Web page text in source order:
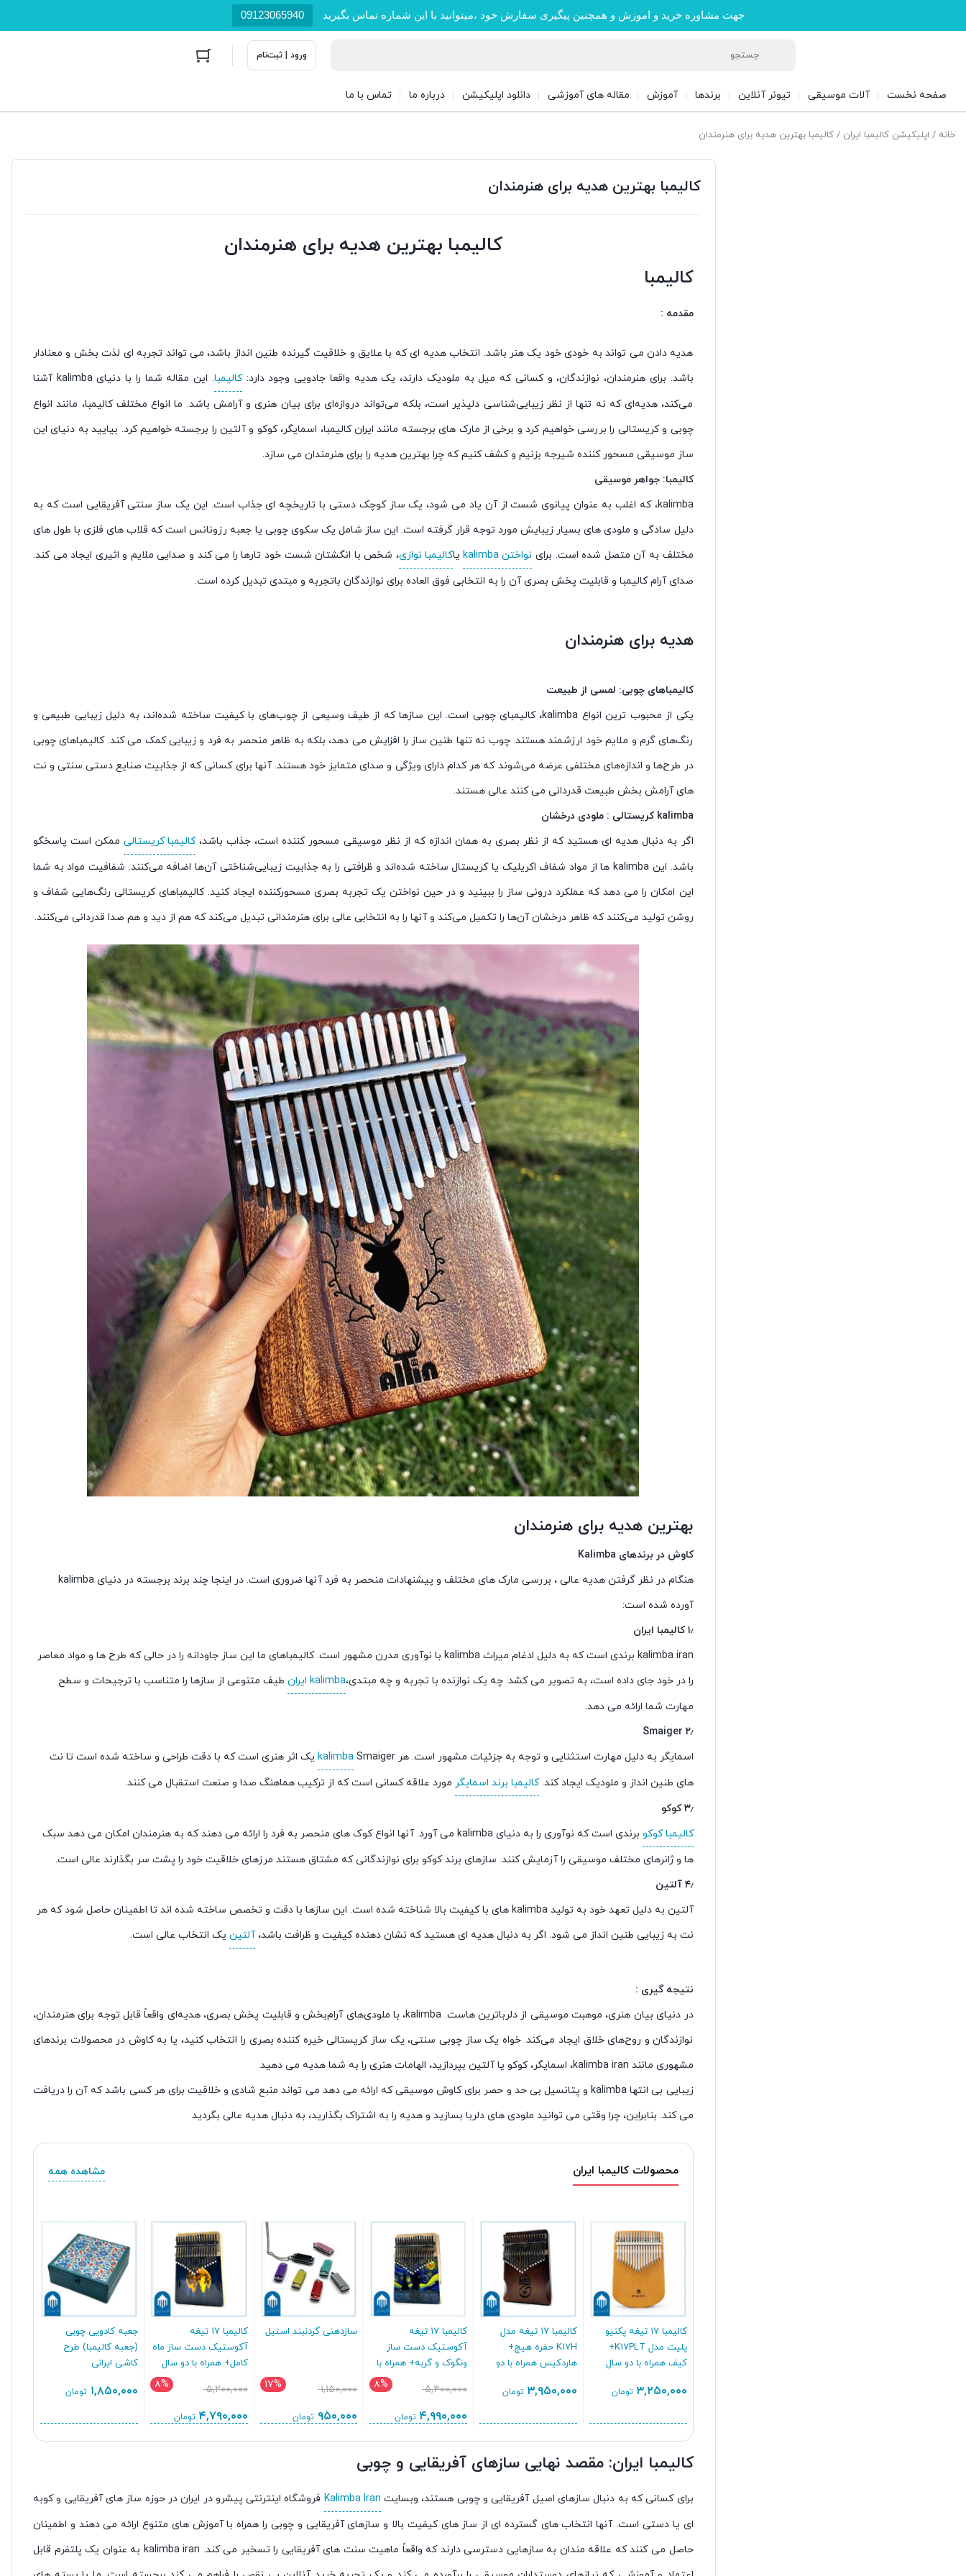
جهت مشاوره خرید و اموزش و همچنین پیگیری سفارش خود ،میتوانید با این شماره تماس بگیرید 09123065940
ورود | ثبت‌نام
صفحه نخست آلات موسیقی تیونر آنلاین برندها آموزش مقاله های آموزشی دانلود اپلیکیشن درباره ما تماس با ما
خانه / اپلیکیشن کالیمبا ایران / کالیمبا بهترین هدیه برای هنرمندان
کالیمبا بهترین هدیه برای هنرمندان
کالیمبا بهترین هدیه برای هنرمندان
کالیمبا
مقدمه :
هدیه دادن می تواند به خودی خود یک هنر باشد. انتخاب هدیه ای که با علایق و خلاقیت گیرنده طنین انداز باشد، می تواند تجربه ای لذت بخش و معنادار
باشد. برای هنرمندان، نوازندگان، و کسانی که میل به ملودیک دارند، یک هدیه واقعا جادویی وجود دارد:کالیمبا
. این مقاله شما را با دنیای kalimba آشنا
می‌کند، هدیه‌ای که نه تنها از نظر زیبایی‌شناسی دلپذیر است، بلکه می‌تواند دروازه‌ای برای بیان هنری و آرامش باشد. ما انواع مختلف کالیمبا، مانند انواع
چوبی و کریستالی را بررسی خواهیم کرد و برخی از مارک های برجسته مانند ایران کالیمبا، اسمایگر، کوکو و آلتین را برجسته خواهیم کرد. بیایید به دنیای این
ساز موسیقی مسحور کننده شیرجه بزنیم و کشف کنیم که چرا بهترین هدیه را برای هنرمندان می سازد.
کالیمبا: جواهر موسیقی
kalimba، که اغلب به عنوان پیانوی شست از آن یاد می شود، یک ساز کوچک دستی با تاریخچه ای جذاب است. این یک ساز سنتی آفریقایی است که به
دلیل سادگی و ملودی های بسیار زیبایش مورد توجه قرار گرفته است. این ساز شامل یک سکوی چوبی یا جعبه رزونانس است که قلاب های فلزی با طول های
مختلف به آن متصل شده است. برای نواختن kalimba یاکالیمبا نوازی، شخص با انگشتان شست خود تارها را می کند و صدایی ملایم و اثیری ایجاد می کند.
صدای آرام کالیمبا و قابلیت پخش بصری آن را به انتخابی فوق العاده برای نوازندگان باتجربه و مبتدی تبدیل کرده است.
هدیه برای هنرمندان
کالیمباهای چوبی: لمسی از طبیعت
یکی از محبوب ترین انواع kalimba، کالیمبای چوبی است. این سازها که از طیف وسیعی از چوب‌های با کیفیت ساخته شده‌اند، به دلیل زیبایی طبیعی و
رنگ‌های گرم و ملایم خود ارزشمند هستند. چوب نه تنها طنین ساز را افزایش می دهد، بلکه به ظاهر منحصر به فرد و زیبایی کمک می کند. کالیمباهای چوبی
در طرح‌ها و اندازه‌های مختلفی عرضه می‌شوند که هر کدام دارای ویژگی و صدای متمایز خود هستند. آنها برای کسانی که از جذابیت صنایع دستی سنتی و نت
های آرامش بخش طبیعت قدردانی می کنند عالی هستند.
kalimba کریستالی : ملودی درخشان
اگر به دنبال هدیه ای هستید که از نظر بصری به همان اندازه که از نظر موسیقی مسحور کننده است، جذاب باشد،کالیمبا کریستالیممکن است پاسخگو
باشد. این kalimba ها از مواد شفاف اکریلیک یا کریستال ساخته شده‌اند و ظرافتی را به جذابیت زیبایی‌شناختی آن‌ها اضافه می‌کنند. شفافیت مواد به شما
این امکان را می دهد که عملکرد درونی ساز را ببینید و در حین نواختن یک تجربه بصری مسحورکننده ایجاد کنید. کالیمباهای کریستالی رنگ‌هایی شفاف و
روشن تولید می‌کنند که ظاهر درخشان آن‌ها را تکمیل می‌کند و آنها را به انتخابی عالی برای هنرمندانی تبدیل می‌کند که هم از دید و هم صدا قدردانی می‌کنند.
بهترین هدیه برای هنرمندان
کاوش در برندهای Kalimba
هنگام در نظر گرفتن هدیه عالی ، بررسی مارک های مختلف و پیشنهادات منحصر به فرد آنها ضروری است. در اینجا چند برند برجسته در دنیای kalimba
آورده شده است:
۱٫ کالیمبا ایران
kalimba iran برندی است که به دلیل ادغام میراث kalimba با نوآوری مدرن مشهور است. کالیمباهای ما این ساز جاودانه را در حالی که طرح ها و مواد معاصر
را در خود جای داده است، به تصویر می کشد. چه یک نوازنده با تجربه و چه مبتدی،kalimba ایران
طیف متنوعی از سازها را متناسب با ترجیحات و سطح
مهارت شما ارائه می دهد.
۲٫ Smaiger
اسمایگر به دلیل مهارت استثنایی و توجه به جزئیات مشهور است. هر Smaiger
kalimba یک اثر هنری است که با دقت طراحی و ساخته شده است تا نت
های طنین انداز و ملودیک ایجاد کند.کالیمبا برند اسمایگر مورد علاقه کسانی است که از ترکیب هماهنگ صدا و صنعت استقبال می کنند.
۳٫ کوکو
کالیمبا کوکو
برندی است که نوآوری را به دنیای kalimba می آورد. آنها انواع کوک های منحصر به فرد را ارائه می دهند که به هنرمندان امکان می دهد سبک
ها و ژانرهای مختلف موسیقی را آزمایش کنند. سازهای برند کوکو برای نوازندگانی که مشتاق هستند مرزهای خلاقیت خود را پشت سر بگذارند عالی است.
۴٫ آلتین
آلتین به دلیل تعهد خود به تولید kalimba های با کیفیت بالا شناخته شده است. این سازها با دقت و تخصص ساخته شده اند تا اطمینان حاصل شود که هر
نت به زیبایی طنین انداز می شود. اگر به دنبال هدیه ای هستید که نشان دهنده کیفیت و ظرافت باشد،آلتین یک انتخاب عالی است.
نتیجه گیری :
در دنیای بیان هنری، موهبت موسیقی از دلرباترین هاست. kalimba، با ملودی‌های آرام‌بخش و قابلیت پخش بصری، هدیه‌ای واقعاً قابل توجه برای هنرمندان،
نوازندگان و روح‌های خلاق ایجاد می‌کند. خواه یک ساز چوبی سنتی، یک ساز کریستالی خیره کننده بصری را انتخاب کنید، یا به کاوش در محصولات برندهای
مشهوری مانند kalimba iran، اسمایگر، کوکو یا آلتین بپردازید، الهامات هنری را به شما هدیه می دهید.
زیبایی بی انتها kalimba و پتانسیل بی حد و حصر برای کاوش موسیقی که ارائه می دهد می تواند منبع شادی و خلاقیت برای هر کسی باشد که آن را دریافت
می کند. بنابراین، چرا وقتی می توانید ملودی های دلربا بسازید و هدیه را به اشتراک بگذارید، به دنبال هدیه عالی بگردید
محصولات کالیمبا ایران مشاهده همه
کالیمبا ۱۷ تیغه پکنیو
پلیت مدل K17PLT+
کیف همراه با دو سال
۳,۲۵۰,۰۰۰ تومان
کالیمبا ۱۷ تیغه مدل
K17H حفره هیچ+
هاردکیس همراه با دو
۳,۹۵۰,۰۰۰ تومان
کالیمبا ۱۷ تیغه
آکوستیک دست ساز
ونگوک و گربه+ همراه با
۸% ۵,۴۰۰,۰۰۰
۴,۹۹۰,۰۰۰ تومان
سازدهنی گردنبند استیل
۱۷% ۱,۱۵۰,۰۰۰
۹۵۰,۰۰۰ تومان
کالیمبا ۱۷ تیغه
آکوستیک دست ساز ماه
کامل+ همراه با دو سال
۸% ۵,۲۰۰,۰۰۰
۴,۷۹۰,۰۰۰ تومان
جعبه کادویی چوبی
(جعبه کالیمبا) طرح
کاشی ایرانی
۱,۸۵۰,۰۰۰ تومان
کالیمبا ایران: مقصد نهایی سازهای آفریقایی و چوبی
برای کسانی که به دنبال سازهای اصیل آفریقایی و چوبی هستند، وبسایت Kalimba Iran فروشگاه اینترنتی پیشرو در ایران در حوزه ساز های آفریقایی و کوبه
ای یا دستی است. آنها انتخاب های گسترده ای از ساز های کیفیت بالا و سازهای آفریقایی و چوبی را همراه با آموزش های متنوع ارائه می دهند و اطمینان
حاصل می کنند که علاقه مندان به سازهایی دسترسی دارند که واقعاً ماهیت سنت های آفریقایی را تسخیر می کند. kalimba iran به عنوان یک پلتفرم قابل